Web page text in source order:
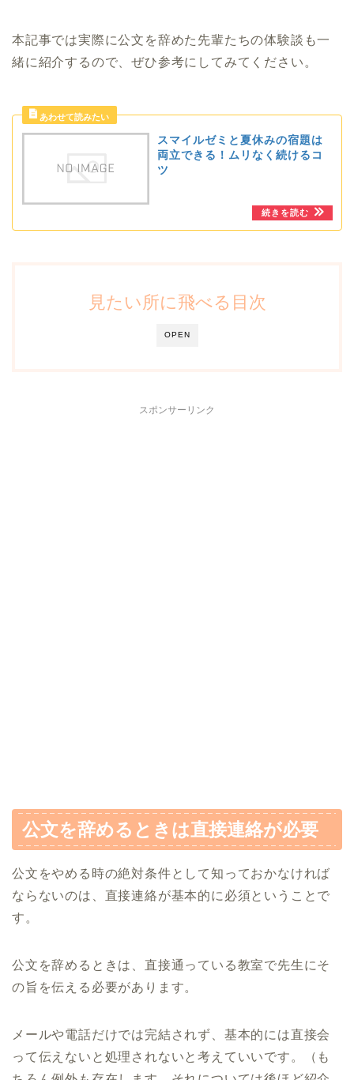
本記事では実際に公文を辞めた先輩たちの体験談も一
緒に紹介するので、ぜひ参考にしてみてください。
スマイルゼミと夏休みの宿題は
両立できる！ムリなく続けるコ
ツ
OPEN
見たい所に飛べる目次
スポンサーリンク
公文を辞めるときは直接連絡が必要
公文をやめる時の絶対条件として知っておかなければ
ならないのは、直接連絡が基本的に必須ということで
す。
公文を辞めるときは、直接通っている教室で先生にそ
の旨を伝える必要があります。
メールや電話だけでは完結されず、基本的には直接会
って伝えないと処理されないと考えていいです。（も